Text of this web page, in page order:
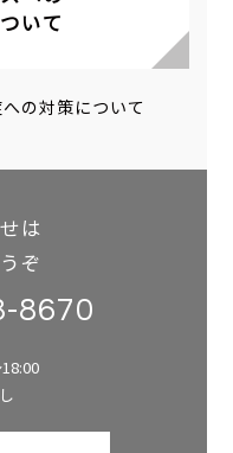
いて
の対策について
は
ぞ
8670
18:00